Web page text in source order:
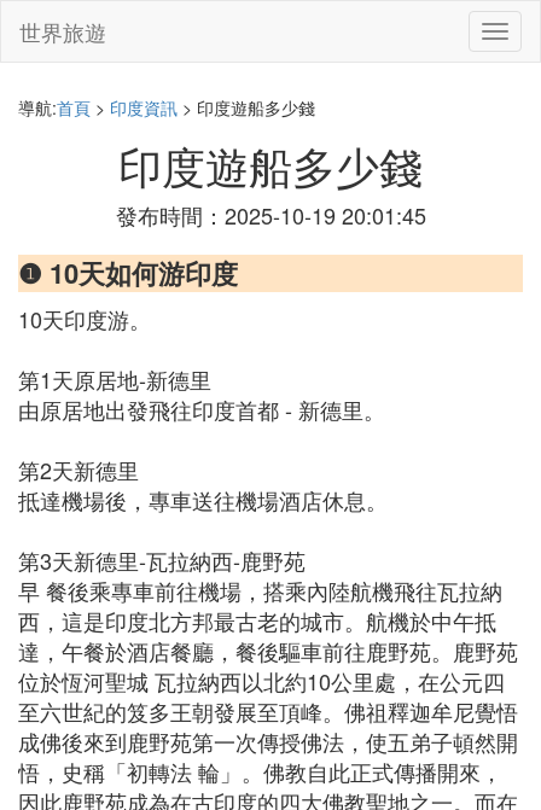
切
換
世界旅遊
導航:首頁 > 印度資訊 > 印度遊船多少錢
印度遊船多少錢
發布時間：2025-10-19 20:01:45
❶ 10天如何游印度
10天印度游。
第1天原居地-新德里
由原居地出發飛往印度首都 - 新德里。
第2天新德里
抵達機場後，專車送往機場酒店休息。
第3天新德里-瓦拉納西-鹿野苑
早 餐後乘專車前往機場，搭乘內陸航機飛往瓦拉納
西，這是印度北方邦最古老的城市。航機於中午抵
達，午餐於酒店餐廳，餐後驅車前往鹿野苑。鹿野苑
位於恆河聖城 瓦拉納西以北約10公里處，在公元四
至六世紀的笈多王朝發展至頂峰。佛祖釋迦牟尼覺悟
成佛後來到鹿野苑第一次傳授佛法，使五弟子頓然開
悟，史稱「初轉法 輪」。佛教自此正式傳播開來，
因此鹿野苑成為在古印度的四大佛教聖地之一。而在